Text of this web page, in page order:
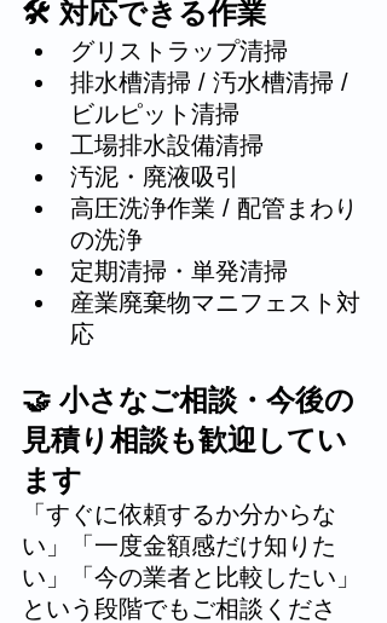
🛠 対応できる作業
グリストラップ清掃
排水槽清掃 / 汚水槽清掃 /
ビルピット清掃
工場排水設備清掃
汚泥・廃液吸引
高圧洗浄作業 / 配管まわり
の洗浄
定期清掃・単発清掃
産業廃棄物マニフェスト対
応
🤝 小さなご相談・今後の
見積り相談も歓迎してい
ます
「すぐに依頼するか分からな
い」「一度金額感だけ知りた
い」「今の業者と比較したい」
という段階でもご相談くださ